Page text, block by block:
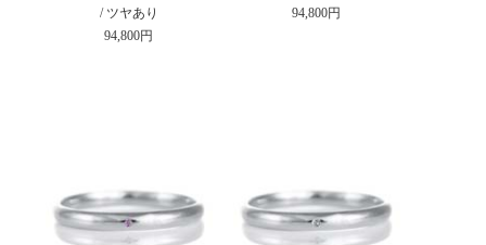
/ ツヤあり
94,800円
94,800円